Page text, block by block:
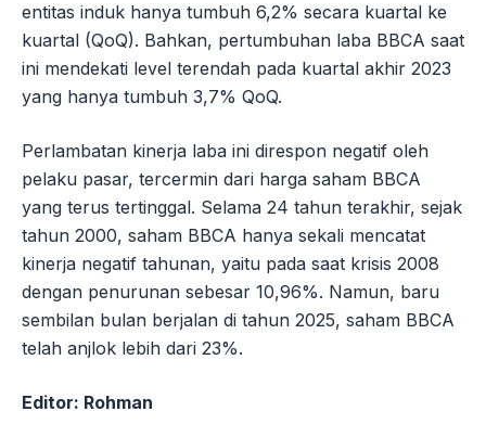
entitas induk hanya tumbuh 6,2% secara kuartal ke
kuartal (QoQ). Bahkan, pertumbuhan laba BBCA saat
ini mendekati level terendah pada kuartal akhir 2023
yang hanya tumbuh 3,7% QoQ.
Perlambatan kinerja laba ini direspon negatif oleh
pelaku pasar, tercermin dari harga saham BBCA
yang terus tertinggal. Selama 24 tahun terakhir, sejak
tahun 2000, saham BBCA hanya sekali mencatat
kinerja negatif tahunan, yaitu pada saat krisis 2008
dengan penurunan sebesar 10,96%. Namun, baru
sembilan bulan berjalan di tahun 2025, saham BBCA
telah anjlok lebih dari 23%.
Editor: Rohman